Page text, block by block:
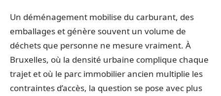
Un déménagement mobilise du carburant, des
emballages et génère souvent un volume de
déchets que personne ne mesure vraiment. À
Bruxelles, où la densité urbaine complique chaque
trajet et où le parc immobilier ancien multiplie les
contraintes d’accès, la question se pose avec plus